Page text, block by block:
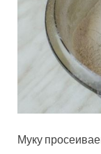
Муку